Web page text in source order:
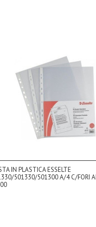
IN PLASTICA ESSELTE
501330/501300 A/4 C/FORI